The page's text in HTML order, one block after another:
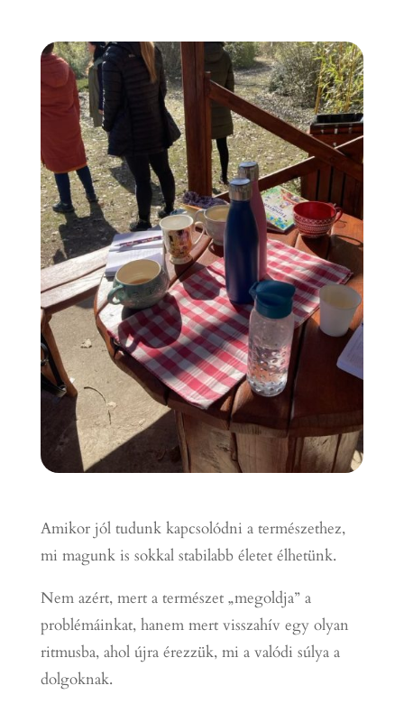
Amikor jól tudunk kapcsolódni a természethez,
mi magunk is sokkal stabilabb életet élhetünk.
Nem azért, mert a természet „megoldja” a
problémáinkat, hanem mert visszahív egy olyan
ritmusba, ahol újra érezzük, mi a valódi súlya a
dolgoknak.